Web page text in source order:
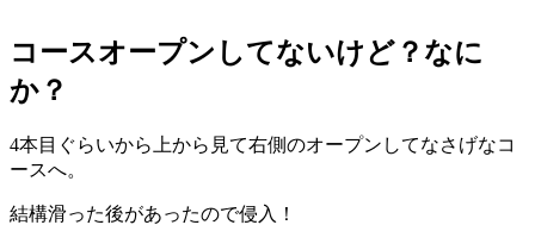
コースオープンしてないけど？なに
か？
4本目ぐらいから上から見て右側のオープンしてなさげなコ
ースへ。
結構滑った後があったので侵入！